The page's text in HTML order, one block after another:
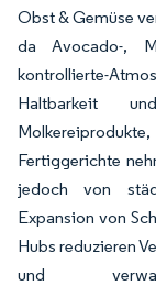
Obst & Gemüse
da Avocado-,
kontrollierte-
Haltbarkeit
Fertiggerichte
jedoch von
Expansion von
Hubs reduzieren
und